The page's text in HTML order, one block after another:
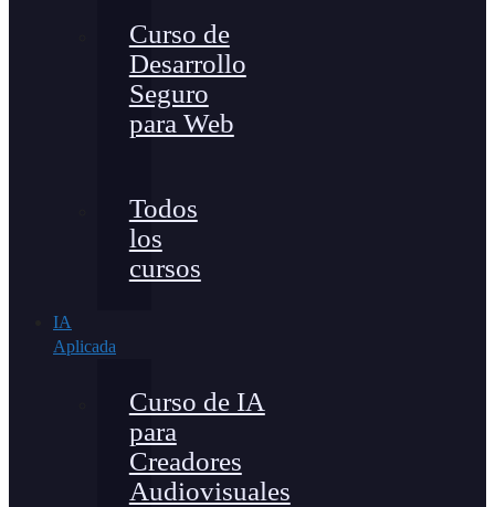
Curso de
Desarrollo
Seguro
para Web
Todos
los
cursos
IA
Aplicada
Curso de IA
para
Creadores
Audiovisuales